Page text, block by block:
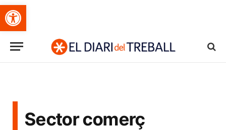
Obre la barra d'eines
Sector comerç